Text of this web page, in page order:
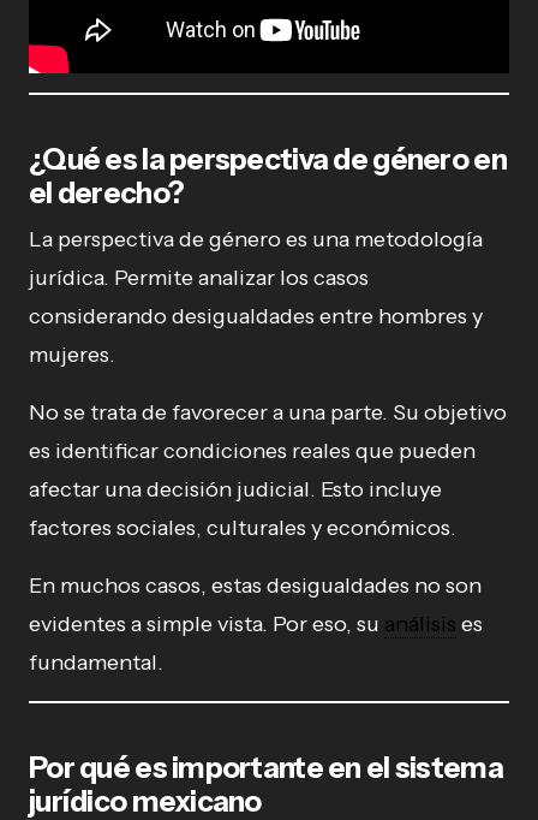
¿Qué es la perspectiva de género en
el derecho?
La perspectiva de género es una metodología
jurídica. Permite analizar los casos
considerando desigualdades entre hombres y
mujeres.
No se trata de favorecer a una parte. Su objetivo
es identificar condiciones reales que pueden
afectar una decisión judicial. Esto incluye
factores sociales, culturales y económicos.
En muchos casos, estas desigualdades no son
evidentes a simple vista. Por eso, su análisis es
fundamental.
Por qué es importante en el sistema
jurídico mexicano